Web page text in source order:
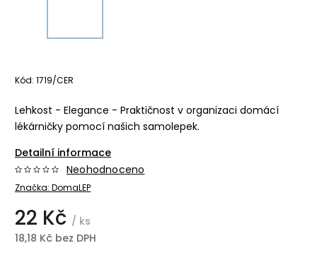
Kód: 1719/CER
Lehkost - Elegance - Praktičnost v organizaci domácí
lékárničky pomocí našich samolepek.
Detailní informace
Značka: DomaLEP
Neohodnoceno
22 Kč / ks
18,18 Kč bez DPH